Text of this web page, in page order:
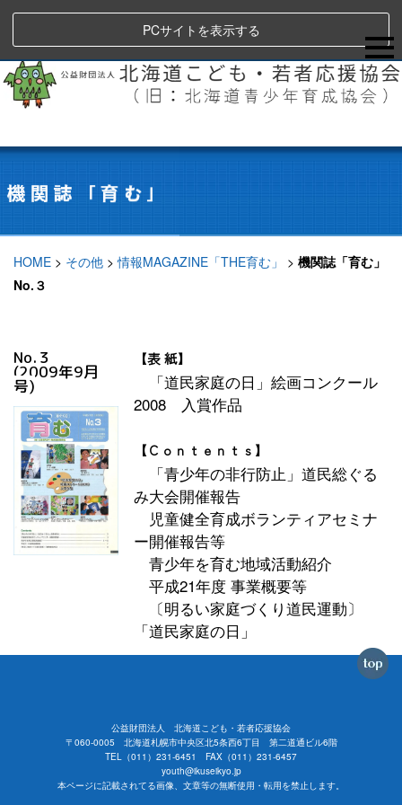
PCサイトを表示する
HOME > その他 >情報MAGAZINE「THE育む」 > 機関誌「育む」
No.３
No.３
(2009年9月
号)
【表 紙】
「道民家庭の日」絵画コンクール
2008 入賞作品
【Ｃｏｎｔｅｎｔｓ】
「青少年の非行防止」道民総ぐる
み大会開催報告
児童健全育成ボランティアセミナ
ー開催報告等
青少年を育む地域活動紹介
平成21年度 事業概要等
〔明るい家庭づくり道民運動〕
「道民家庭の日」
公益財団法人 北海道こども・若者応援協会
〒060-0005 北海道札幌市中央区北5条西6丁目 第二道通ビル6階
TEL（011）231-6451 FAX（011）231-6457
youth@ikuseikyo.jp
本ページに記載されてる画像、文章等の無断使用・転用を禁止します。